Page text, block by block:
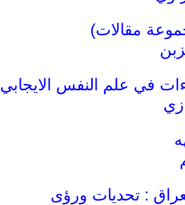
مقالات)
في علم النفس الايجابي
: تحديات ورؤى